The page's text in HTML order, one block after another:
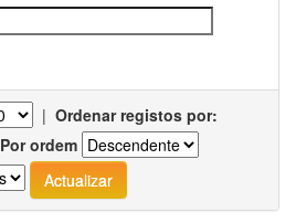
| Ordenar registos por:
Por ordem